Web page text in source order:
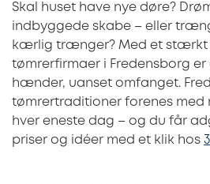
Skal huset have nye døre?
indbyggede skabe – eller
kærlig trænger? Med et stærkt
tømrerfirmaer i Fredensborg
hænder, uanset omfanget.
tømrertraditioner forenes med
hver eneste dag – og du får
priser og idéer med et klik hos